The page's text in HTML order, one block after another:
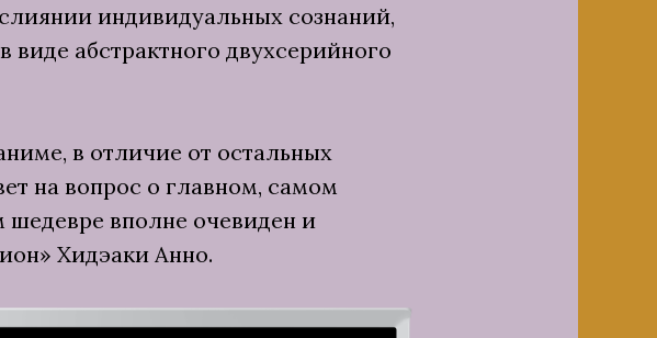
индивидуальных сознаний,
виде абстрактного двухсерийного
в отличие от остальных
на вопрос о главном, самом
вполне очевиден и
Хидэаки Анно.